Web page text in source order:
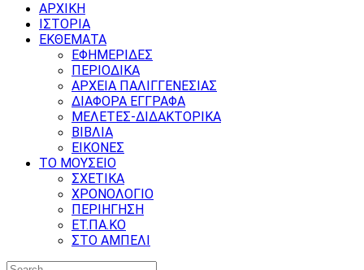
ΑΡΧΙΚΗ
ΙΣΤΟΡΙΑ
ΕΚΘΕΜΑΤΑ
ΕΦΗΜΕΡΙΔΕΣ
ΠΕΡΙΟΔΙΚΑ
ΑΡΧΕΙΑ ΠΑΛΙΓΓΕΝΕΣΙΑΣ
ΔΙΑΦΟΡΑ ΕΓΓΡΑΦΑ
ΜΕΛΕΤΕΣ-ΔΙΔΑΚΤΟΡΙΚΑ
ΒΙΒΛΙΑ
ΕΙΚΟΝΕΣ
ΤΟ ΜΟΥΣΕΙΟ
ΣΧΕΤΙΚΑ
ΧΡΟΝΟΛΟΓΙΟ
ΠΕΡΙΗΓΗΣΗ
ΕΤ.ΠΑ.ΚΟ
ΣΤΟ ΑΜΠΕΛΙ